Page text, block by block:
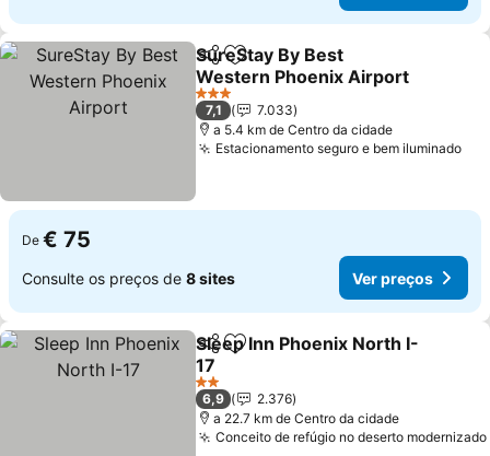
PartilharAdicionar aos favoritos
SureStay By Best
Western Phoenix Airport
3 Estrelas
7,1
7.033
a 5.4 km de Centro da cidade
Estacionamento seguro e bem iluminado
De € 75
Consulte os preços de 8 sites Ver preços
PartilharAdicionar aos favoritos
Sleep Inn Phoenix North I-
17
2 Estrelas
6,9
2.376
a 22.7 km de Centro da cidade
Conceito de refúgio no deserto modernizado